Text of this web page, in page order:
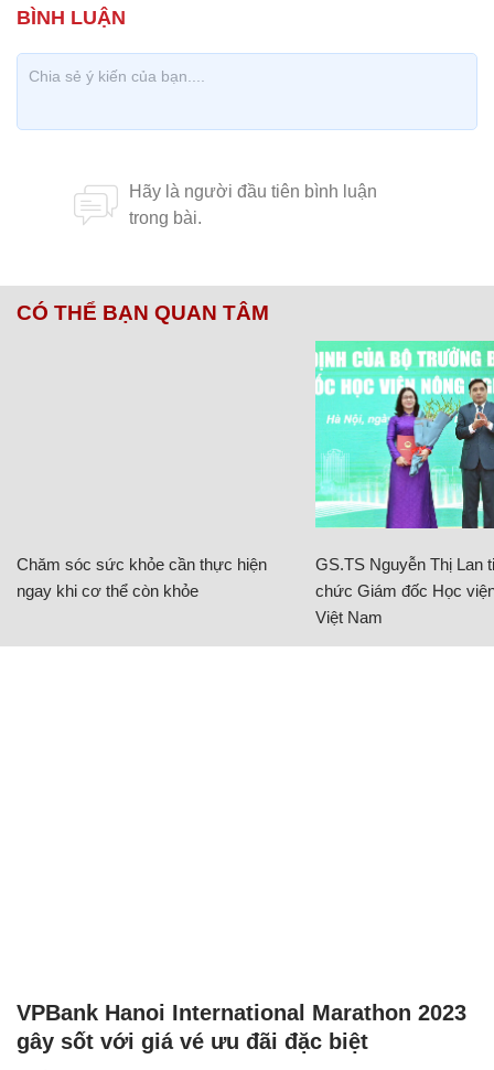
CÓ THỂ BẠN QUAN TÂM
Chăm sóc sức khỏe cần thực hiện
ngay khi cơ thể còn khỏe
GS.TS Nguyễn Thị Lan
chức Giám đốc Học
Việt Nam
VPBank Hanoi International Marathon 2023
gây sốt với giá vé ưu đãi đặc biệt